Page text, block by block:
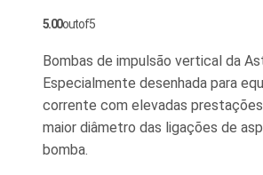
5.00out of 5
Bombas de impulsão vertical da
Especialmente desenhada para
corrente com elevadas
maior diâmetro das ligações de
bomba.